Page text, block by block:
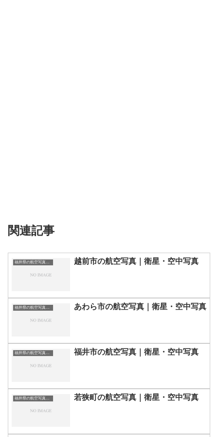
関連記事
福井県の航空写真・空中写真 越前市の航空写真｜衛星・空中写真
福井県の航空写真・空中写真 あわら市の航空写真｜衛星・空中写真
福井県の航空写真・空中写真 福井市の航空写真｜衛星・空中写真
福井県の航空写真・空中写真 若狭町の航空写真｜衛星・空中写真